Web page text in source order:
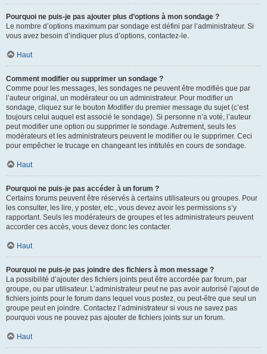
Pourquoi ne puis-je pas ajouter plus d’options à mon sondage ?
Le nombre d’options maximum par sondage est défini par l’administrateur. Si
vous avez besoin d’indiquer plus d’options, contactez-le.
Haut
Comment modifier ou supprimer un sondage ?
Comme pour les messages, les sondages ne peuvent être modifiés que par
l’auteur original, un modérateur ou un administrateur. Pour modifier un
sondage, cliquez sur le bouton Modifierdu premier message du sujet (c’est
toujours celui auquel est associé le sondage). Si personne n’a voté, l’auteur
peut modifier une option ou supprimer le sondage. Autrement, seuls les
modérateurs et les administrateurs peuvent le modifier ou le supprimer. Ceci
pour empêcher le trucage en changeant les intitulés en cours de sondage.
Haut
Pourquoi ne puis-je pas accéder à un forum ?
Certains forums peuvent être réservés à certains utilisateurs ou groupes. Pour
les consulter, les lire, y poster, etc., vous devez avoir les permissions s’y
rapportant. Seuls les modérateurs de groupes et les administrateurs peuvent
accorder ces accès, vous devez donc les contacter.
Haut
Pourquoi ne puis-je pas joindre des fichiers à mon message ?
La possibilité d’ajouter des fichiers joints peut être accordée par forum, par
groupe, ou par utilisateur. L’administrateur peut ne pas avoir autorisé l’ajout de
fichiers joints pour le forum dans lequel vous postez, ou peut-être que seul un
groupe peut en joindre. Contactez l’administrateur si vous ne savez pas
pourquoi vous ne pouvez pas ajouter de fichiers joints sur un forum.
Haut